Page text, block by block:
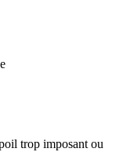
trop imposant ou